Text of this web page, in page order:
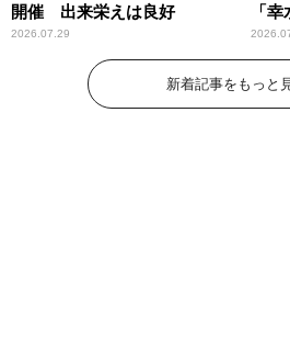
開催 出来栄えは良好
2026.07.29
「
新着記事をもっと